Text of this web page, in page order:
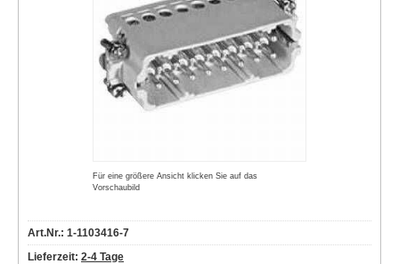
Für eine größere Ansicht klicken Sie auf das
Vorschaubild
Art.Nr.: 1-1103416-7
Lieferzeit: 2-4 Tage